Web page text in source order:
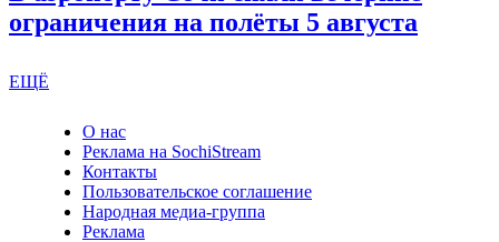
ограничения на полёты 5 августа
ЕЩЁ
О нас
Реклама на SochiStream
Контакты
Пользовательское соглашение
Народная медиа-группа
Реклама